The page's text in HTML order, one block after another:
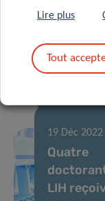
Lutter
Prix Legs
19 Déc 2022
Quatre
LIH
Lire plus
Tout